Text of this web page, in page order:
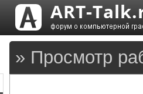
» Просмотр